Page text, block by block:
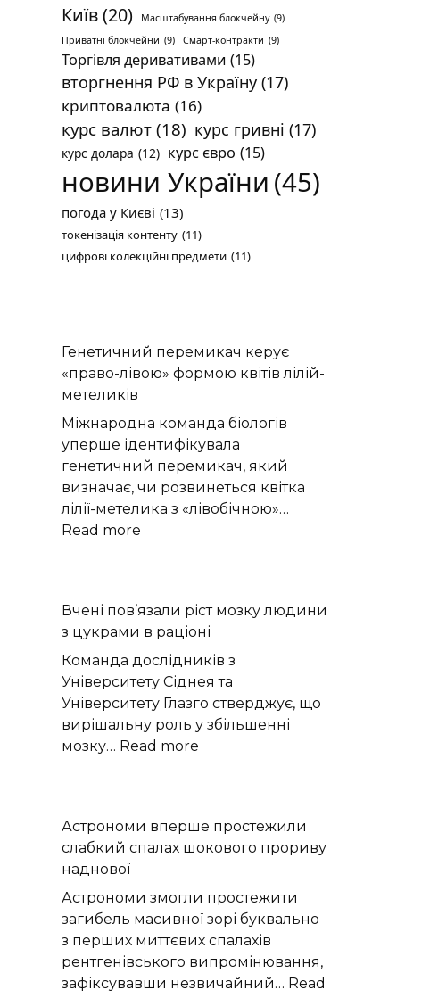
Київ(20) Масштабування блокчейну (9)
Приватні блокчейни (9) Смарт-контракти (9)
Торгівля деривативами (15)
вторгнення РФ в Україну (17)
криптовалюта (16)
курс валют (18) курс гривні (17)
курс долара (12) курс євро (15)
новини України (45)
погода у Києві (13)
токенізація контенту (11)
цифрові колекційні предмети (11)
Генетичний перемикач керує
«право-лівою» формою квітів лілій-
метеликів
Міжнародна команда біологів
уперше ідентифікувала
генетичний перемикач, який
визначає, чи розвинеться квітка
лілії-метелика з «лівобічною»…
Read more
«право-
лівою»
формою
квітів
лілій-
метеликів
Вчені пов’язали ріст мозку людини
з цукрами в раціоні
Команда дослідників з
Університету Сіднея та
Університету Глазго стверджує, що
вирішальну роль у збільшенні
мозку… Read more
мозку
людини
цукрами
в
раціоні
Астрономи вперше простежили
слабкий спалах шокового прориву
наднової
Астрономи змогли простежити
загибель масивної зорі буквально
з перших миттєвих спалахів
рентгенівського випромінювання,
зафіксувавши незвичайний… Read